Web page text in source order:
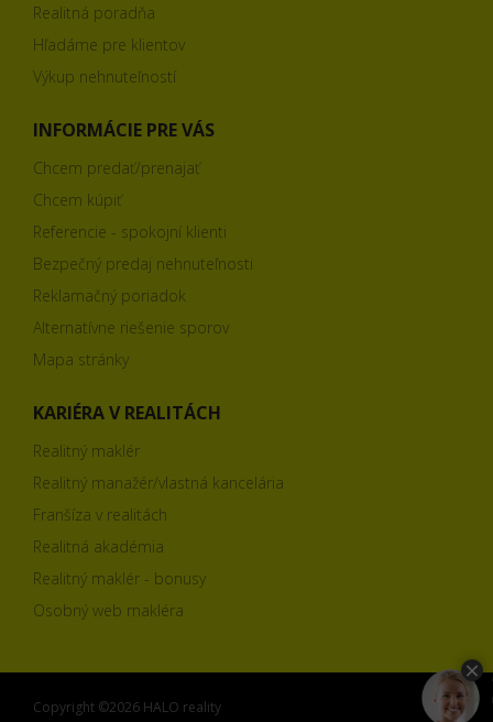
Realitná poradňa
Hľadáme pre klientov
Výkup nehnuteľností
INFORMÁCIE PRE VÁS
Chcem predať/prenajať
Chcem kúpiť
Referencie - spokojní klienti
Bezpečný predaj nehnuteľnosti
Reklamačný poriadok
Alternatívne riešenie sporov
Mapa stránky
KARIÉRA V REALITÁCH
Realitný maklér
Realitný manažér/vlastná kancelária
Franšíza v realitách
Realitná akadémia
Realitný maklér - bonusy
Osobný web makléra
Copyright ©2026 HALO reality